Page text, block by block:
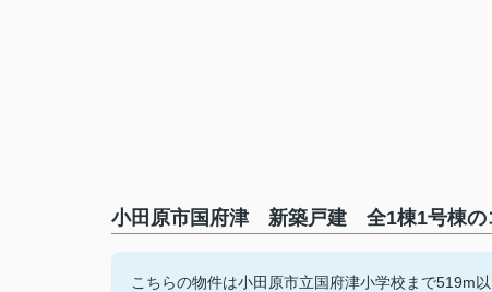
小田原市国府津 新築戸建 全1棟1号棟の
こちらの物件は小田原市立国府津小学校まで519m